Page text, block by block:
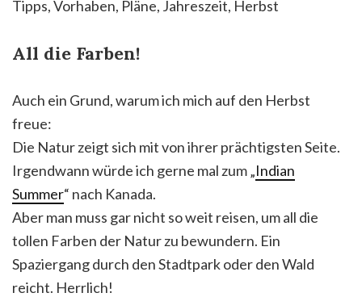
All die Farben!
Auch ein Grund, warum ich mich auf den Herbst
freue:
Die Natur zeigt sich mit von ihrer prächtigsten Seite.
Irgendwann würde ich gerne mal zum „Indian
Summer“ nach Kanada.
Aber man muss gar nicht so weit reisen, um all die
tollen Farben der Natur zu bewundern. Ein
Spaziergang durch den Stadtpark oder den Wald
reicht. Herrlich!